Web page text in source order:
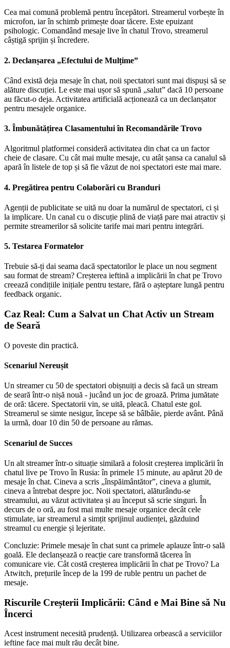
Cea mai comună problemă pentru începători. Streamerul vorbește în
microfon, iar în schimb primește doar tăcere. Este epuizant
psihologic. Comandând mesaje live în chatul Trovo, streamerul
câștigă sprijin și încredere.
2. Declanșarea „Efectului de Mulțime”
Când există deja mesaje în chat, noii spectatori sunt mai dispuși să se
alăture discuției. Le este mai ușor să spună „salut” dacă 10 persoane
au făcut-o deja. Activitatea artificială acționează ca un declanșator
pentru mesajele organice.
3. Îmbunătățirea Clasamentului în Recomandările Trovo
Algoritmul platformei consideră activitatea din chat ca un factor
cheie de clasare. Cu cât mai multe mesaje, cu atât șansa ca canalul să
apară în listele de top și să fie văzut de noi spectatori este mai mare.
4. Pregătirea pentru Colaborări cu Branduri
Agenții de publicitate se uită nu doar la numărul de spectatori, ci și
la implicare. Un canal cu o discuție plină de viață pare mai atractiv și
permite streamerilor să solicite tarife mai mari pentru integrări.
5. Testarea Formatelor
Trebuie să-ți dai seama dacă spectatorilor le place un nou segment
sau format de stream? Creșterea ieftină a implicării în chat pe Trovo
creează condițiile inițiale pentru testare, fără o așteptare lungă pentru
feedback organic.
Caz Real: Cum a Salvat un Chat Activ un Stream
de Seară
O poveste din practică.
Scenariul Nereușit
Un streamer cu 50 de spectatori obișnuiți a decis să facă un stream
de seară într-o nișă nouă - jucând un joc de groază. Prima jumătate
de oră: tăcere. Spectatorii vin, se uită, pleacă. Chatul este gol.
Streamerul se simte nesigur, începe să se bâlbâie, pierde avânt. Până
la urmă, doar 10 din 50 de persoane au rămas.
Scenariul de Succes
Un alt streamer într-o situație similară a folosit creșterea implicării în
chatul live pe Trovo în Rusia: în primele 15 minute, au apărut 20 de
mesaje în chat. Cineva a scris „înspăimântător”, cineva a glumit,
cineva a întrebat despre joc. Noii spectatori, alăturându-se
streamului, au văzut activitatea și au început să scrie singuri. În
decurs de o oră, au fost mai multe mesaje organice decât cele
stimulate, iar streamerul a simțit sprijinul audienței, găzduind
streamul cu energie și lejeritate.
Concluzie: Primele mesaje în chat sunt ca primele aplauze într-o sală
goală. Ele declanșează o reacție care transformă tăcerea în
comunicare vie. Cât costă creșterea implicării în chat pe Trovo? La
Atwitch, prețurile încep de la 199 de ruble pentru un pachet de
mesaje.
Riscurile Creșterii Implicării: Când e Mai Bine să Nu
Încerci
Acest instrument necesită prudență. Utilizarea orbească a serviciilor
ieftine face mai mult rău decât bine.